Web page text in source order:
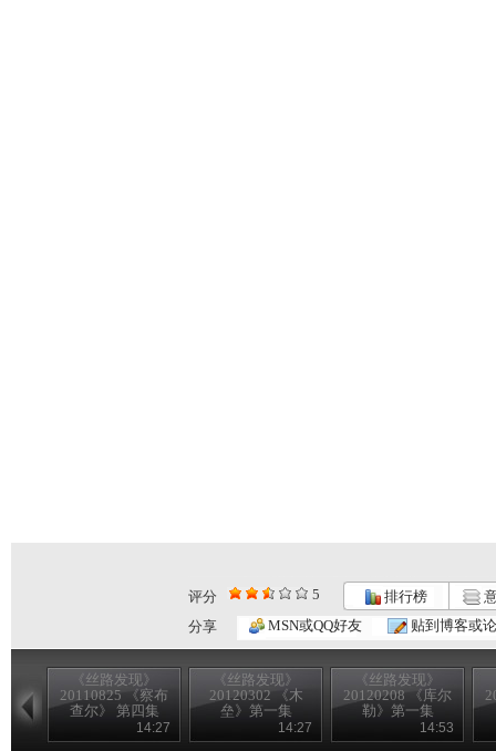
评分 5 排行榜
分享
MSN或QQ好友 贴到博客或
《丝路发现》
20110825 《察布
查尔》 第四集
14:27
《丝路发现》
20120302 《木
垒》第一集
14:27
《丝路发现》
20120208 《库尔
勒》第一集
14:53